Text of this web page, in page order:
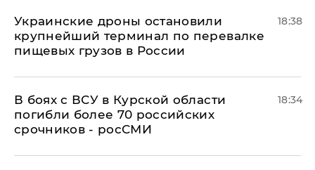
Украинские дроны остановили
крупнейший терминал по перевалке
пищевых грузов в России
18:38
В боях с ВСУ в Курской области
погибли более 70 российских
срочников - росСМИ
18:34